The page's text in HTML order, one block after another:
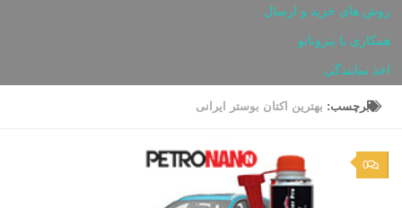
روش های خرید و ارسال
همکاری با پترونانو
اخذ نمایندگی
برچسب: بهترین اکتان بوستر ایرانی
0